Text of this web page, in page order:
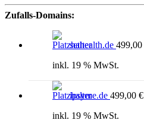
Zufalls-Domains:
sethealth.de 499,00
inkl. 19 % MwSt.
ipsyme.de 499,00 €
inkl. 19 % MwSt.